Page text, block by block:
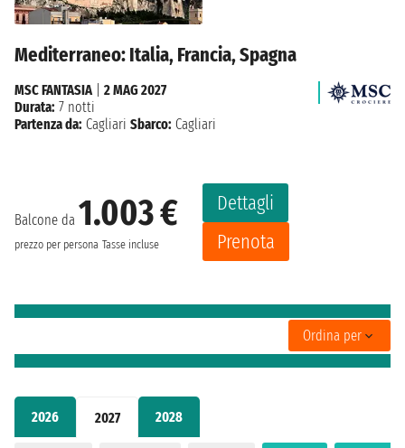
2026 2027 2028
Mediterraneo: Italia, Francia, Spagna
Balcone da 1.003 €
prezzo per persona Tasse incluse
Dettagli
Prenota
MSC FANTASIA| 2 MAG 2027
Durata: 7 notti
Partenza da: Cagliari Sbarco: Cagliari
Ordina per